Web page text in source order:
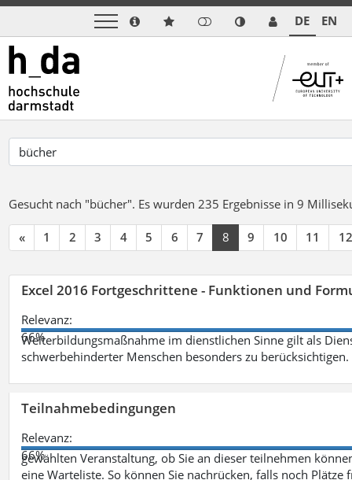
DE EN
Gesucht nach "bücher". Es wurden 235 Ergebnisse in 9
« 1 2 3 4 5 6 7 8 9 10 11 12
Excel 2016 Fortgeschrittene - Funktionen und
Relevanz:
66%
Weiterbildungsmaßnahme im dienstlichen Sinne gilt als
schwerbehinderter Menschen besonders zu berücksichtigen.
Teilnahmebedingungen
Relevanz:
66%
gewählten Veranstaltung, ob Sie an dieser teilnehmen
eine Warteliste. So können Sie nachrücken, falls noch Plätze